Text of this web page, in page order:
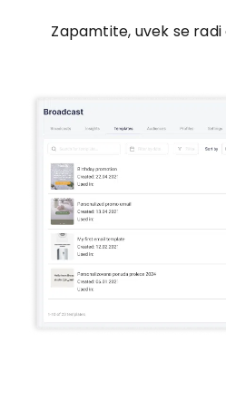
Zapamtite, uvek se